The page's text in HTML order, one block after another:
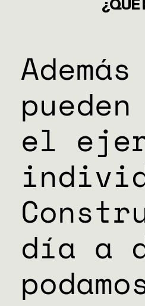
el
día a